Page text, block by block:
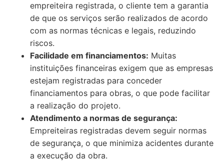
empreiteira registrada, o cliente tem a garantia
de que os serviços serão realizados de acordo
com as normas técnicas e legais, reduzindo
riscos.
Facilidade em financiamentos: Muitas
instituições financeiras exigem que as empresas
estejam registradas para conceder
financiamentos para obras, o que pode facilitar
a realização do projeto.
Atendimento a normas de segurança:
Empreiteiras registradas devem seguir normas
de segurança, o que minimiza acidentes durante
a execução da obra.